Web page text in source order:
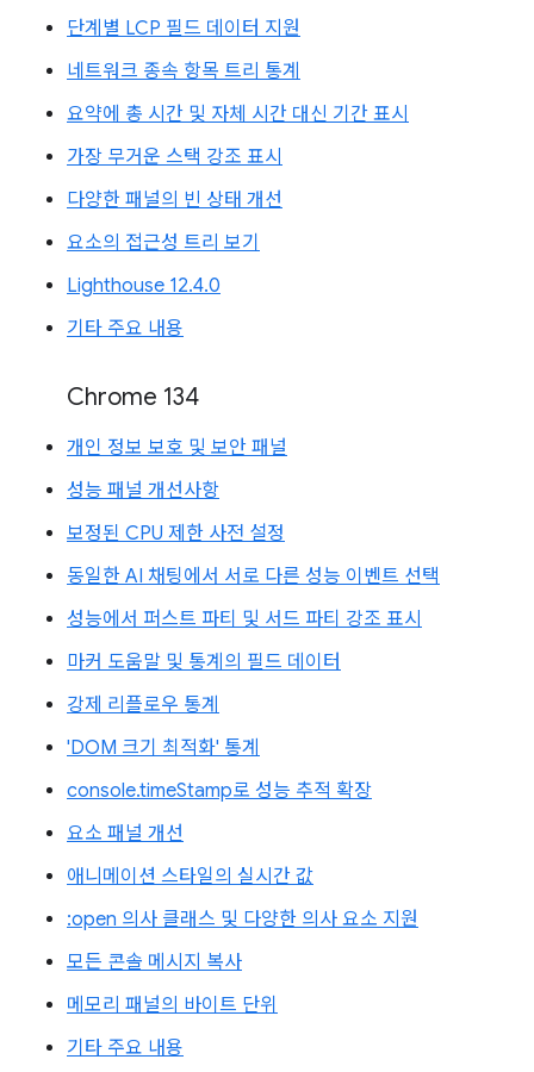
단계별 LCP 필드 데이터 지원
네트워크 종속 항목 트리 통계
요약에 총 시간 및 자체 시간 대신 기간 표시
가장 무거운 스택 강조 표시
다양한 패널의 빈 상태 개선
요소의 접근성 트리 보기
Lighthouse 12.4.0
기타 주요 내용
Chrome 134
개인 정보 보호 및 보안 패널
성능 패널 개선사항
보정된 CPU 제한 사전 설정
동일한 AI 채팅에서 서로 다른 성능 이벤트 선택
성능에서 퍼스트 파티 및 서드 파티 강조 표시
마커 도움말 및 통계의 필드 데이터
강제 리플로우 통계
'DOM 크기 최적화' 통계
console.timeStamp로 성능 추적 확장
요소 패널 개선
애니메이션 스타일의 실시간 값
:open 의사 클래스 및 다양한 의사 요소 지원
모든 콘솔 메시지 복사
메모리 패널의 바이트 단위
기타 주요 내용